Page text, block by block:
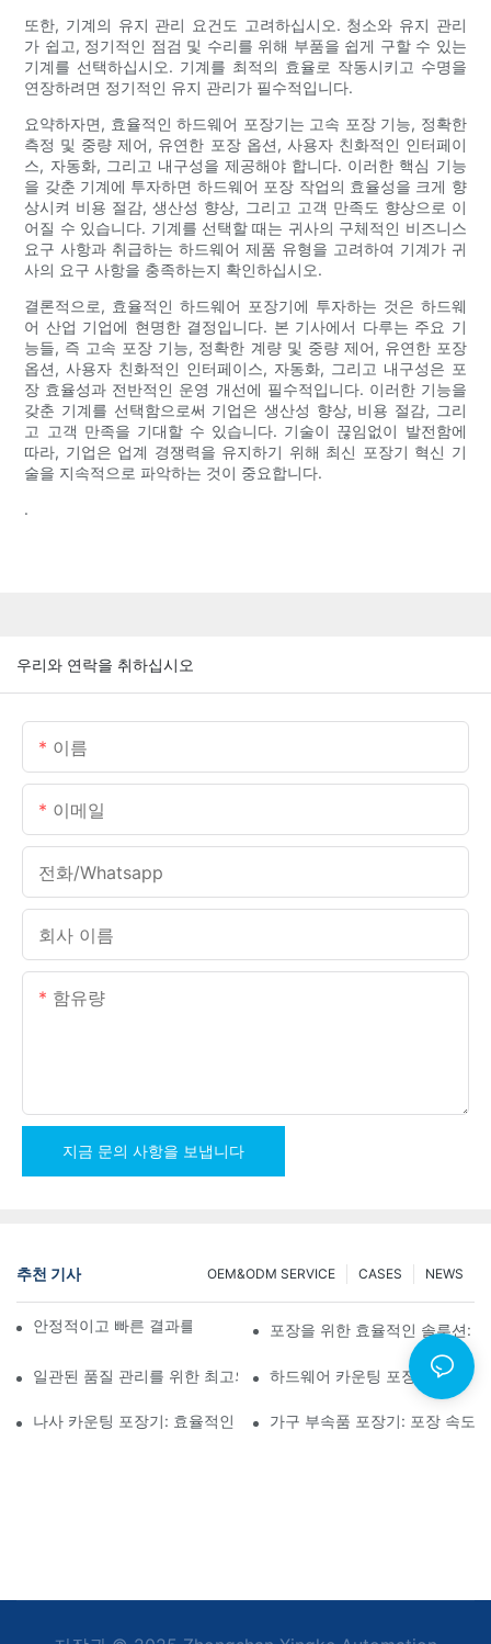
또한, 기계의 유지 관리 요건도 고려하십시오. 청소와 유지 관리
가 쉽고, 정기적인 점검 및 수리를 위해 부품을 쉽게 구할 수 있는
기계를 선택하십시오. 기계를 최적의 효율로 작동시키고 수명을
연장하려면 정기적인 유지 관리가 필수적입니다.
요약하자면, 효율적인 하드웨어 포장기는 고속 포장 기능, 정확한
측정 및 중량 제어, 유연한 포장 옵션, 사용자 친화적인 인터페이
스, 자동화, 그리고 내구성을 제공해야 합니다. 이러한 핵심 기능
을 갖춘 기계에 투자하면 하드웨어 포장 작업의 효율성을 크게 향
상시켜 비용 절감, 생산성 향상, 그리고 고객 만족도 향상으로 이
어질 수 있습니다. 기계를 선택할 때는 귀사의 구체적인 비즈니스
요구 사항과 취급하는 하드웨어 제품 유형을 고려하여 기계가 귀
사의 요구 사항을 충족하는지 확인하십시오.
결론적으로, 효율적인 하드웨어 포장기에 투자하는 것은 하드웨
어 산업 기업에 현명한 결정입니다. 본 기사에서 다루는 주요 기
능들, 즉 고속 포장 기능, 정확한 계량 및 중량 제어, 유연한 포장
옵션, 사용자 친화적인 인터페이스, 자동화, 그리고 내구성은 포
장 효율성과 전반적인 운영 개선에 필수적입니다. 이러한 기능을
갖춘 기계를 선택함으로써 기업은 생산성 향상, 비용 절감, 그리
고 고객 만족을 기대할 수 있습니다. 기술이 끊임없이 발전함에
따라, 기업은 업계 경쟁력을 유지하기 위해 최신 포장기 혁신 기
술을 지속적으로 파악하는 것이 중요합니다.
.
우리와 연락을 취하십시오
이름
이메일
전화/whatsapp
회사 이름
함유량
지금 문의 사항을 보냅니다
추천 기사 NEWS
CASES
OEM&ODM SERVICE
안정적이고 빠른 결과를 위한 나사 카운팅 포장기포장을 위한 효율적인 솔루션:
일관된 품질 관리를 위한 최고의 하드웨어 포장 기계
하드웨어 카운팅 포장기: 오류
나사 카운팅 포장기: 효율적인 포장을 위한 최고의 도구
가구 부속품 포장기: 포장 속도